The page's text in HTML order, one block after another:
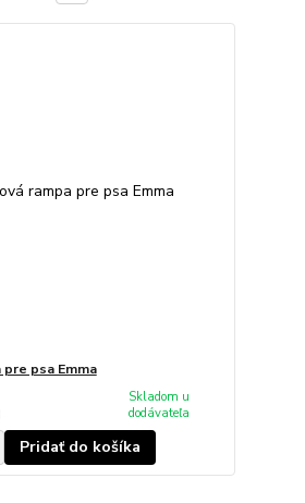
psa Emma
Skladom u
dodávateľa
Pridať do košíka